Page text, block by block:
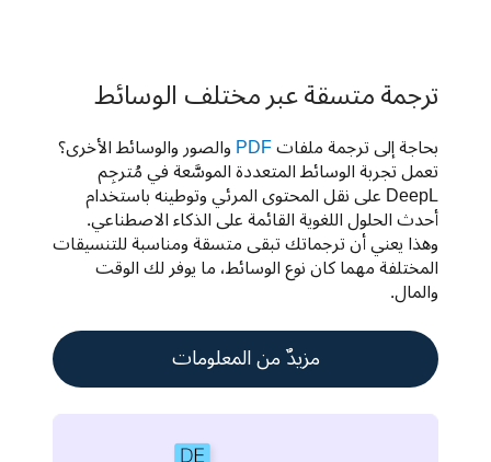
ترجمة متسقة عبر مختلف الوسائط
بحاجة إلى ترجمة ملفات PDF
والمال.
مزيدٌ من المعلومات